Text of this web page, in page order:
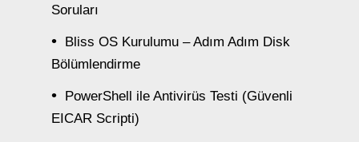
Soruları
Bliss OS Kurulumu – Adım Adım Disk
Bölümlendirme
PowerShell ile Antivirüs Testi (Güvenli
EICAR Scripti)